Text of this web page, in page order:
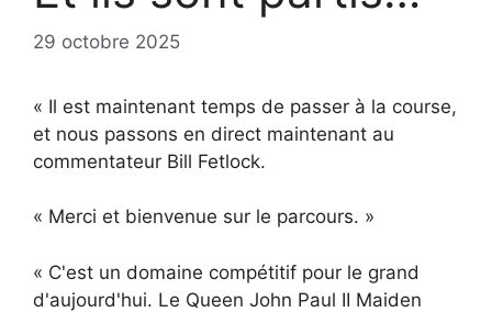
29 octobre 2025
« Il est maintenant temps de passer à la course,
et nous passons en direct maintenant au
commentateur Bill Fetlock.
« Merci et bienvenue sur le parcours. »
« C'est un domaine compétitif pour le grand
d'aujourd'hui. Le Queen John Paul II Maiden